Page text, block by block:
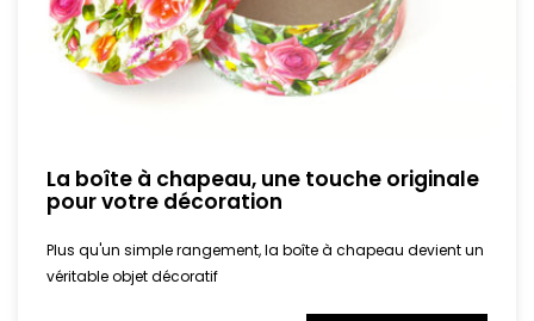
La boîte à chapeau, une touche originale
pour votre décoration
Plus qu'un simple rangement, la boîte à chapeau devient un
véritable objet décoratif